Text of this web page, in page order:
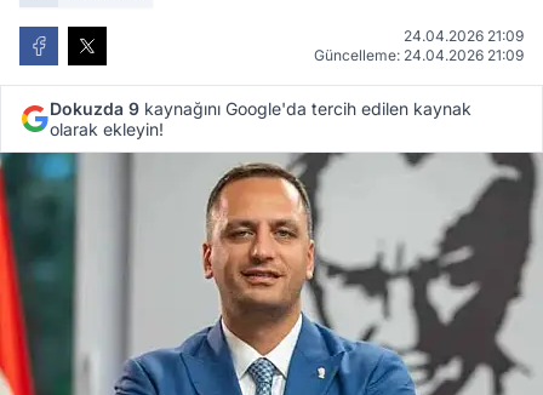
24.04.2026 21:09
Güncelleme: 24.04.2026 21:09
Dokuzda 9 kaynağını Google'da tercih edilen kaynak
olarak ekleyin!